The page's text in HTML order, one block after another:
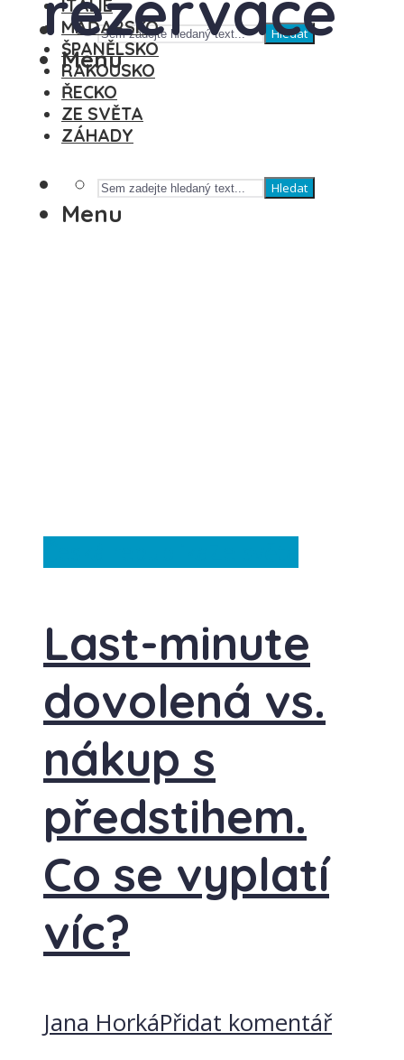
Hledat
Menu
ITÁLIE
MAĎARSKO
ŠPANĚLSKO
RAKOUSKO
ŘECKO
ZE SVĚTA
ZÁHADY
Hledat
Menu
Last-minute
dovolená vs.
nákup s
předstihem.
Co se vyplatí
víc?
Jana HorkáPřidat komentář